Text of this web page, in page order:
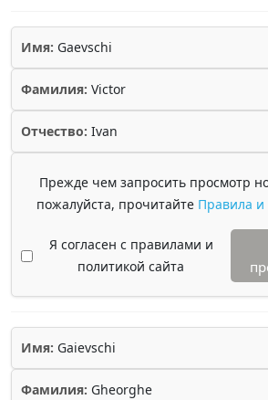
Имя: Gaevschi
Фамилия: Victor
Отчество: Ivan
Прежде чем запросить просмотр
пожалуйста, прочитайте Правила и
Я согласен с правилами и
политикой сайта
Имя: Gaievschi
Фамилия: Gheorghe